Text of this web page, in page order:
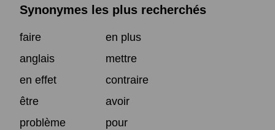
Synonymes les plus recherchés
faire
en plus
anglais
mettre
en effet
contraire
être
avoir
problème
pour